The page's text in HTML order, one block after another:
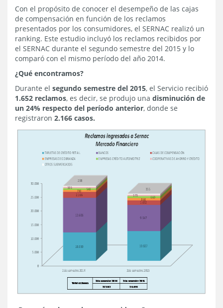
Con el propósito de conocer el desempeño de las cajas
de compensación en función de los reclamos
presentados por los consumidores, el SERNAC realizó un
ranking. Este estudio incluyó los reclamos recibidos por
el SERNAC durante el segundo semestre del 2015 y lo
comparó con el mismo período del año 2014.
¿Qué encontramos?
Durante el segundo semestre del 2015, el Servicio recibió
1.652 reclamos, es decir, se produjo una disminución de
un 24% respecto del período anterior, donde se
registraron 2.166 casos.